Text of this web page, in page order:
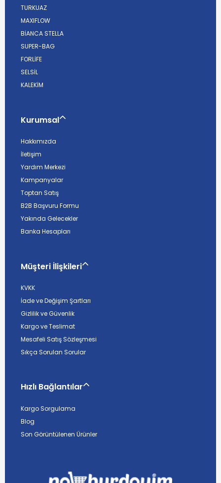
TURKUAZ
MAXIFLOW
BİANCA STELLA
SUPER-BAG
FORLİFE
SELSİL
KALEKİM
Kurumsal
Hakkımızda
İletişim
Yardım Merkezi
Kampanyalar
Toptan Satış
B2B Başvuru Formu
Yakında Gelecekler
Banka Hesapları
Müşteri İlişkileri
KVKK
İade ve Değişim Şartları
Gizlilik ve Güvenlik
Kargo ve Teslimat
Mesafeli Satış Sözleşmesi
Sıkça Sorulan Sorular
Hızlı Bağlantılar
Kargo Sorgulama
Blog
Son Görüntülenen Ürünler